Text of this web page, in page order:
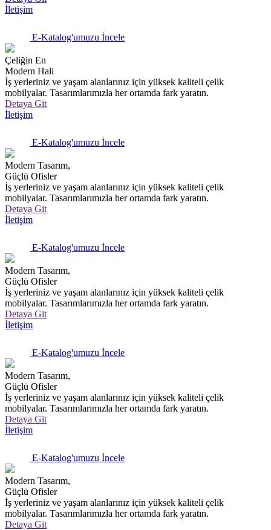
İletişim
E-Katalog'umuzu İncele
Çeliğin En
Modern Hali
İş yerleriniz ve yaşam alanlarınız için yüksek kaliteli çelik
mobilyalar. Tasarımlarımızla her ortamda fark yaratın.
Detaya Git
İletişim
E-Katalog'umuzu İncele
Modern Tasarım,
Güçlü Ofisler
İş yerleriniz ve yaşam alanlarınız için yüksek kaliteli çelik
mobilyalar. Tasarımlarımızla her ortamda fark yaratın.
Detaya Git
İletişim
E-Katalog'umuzu İncele
Modern Tasarım,
Güçlü Ofisler
İş yerleriniz ve yaşam alanlarınız için yüksek kaliteli çelik
mobilyalar. Tasarımlarımızla her ortamda fark yaratın.
Detaya Git
İletişim
E-Katalog'umuzu İncele
Modern Tasarım,
Güçlü Ofisler
İş yerleriniz ve yaşam alanlarınız için yüksek kaliteli çelik
mobilyalar. Tasarımlarımızla her ortamda fark yaratın.
Detaya Git
İletişim
E-Katalog'umuzu İncele
Modern Tasarım,
Güçlü Ofisler
İş yerleriniz ve yaşam alanlarınız için yüksek kaliteli çelik
mobilyalar. Tasarımlarımızla her ortamda fark yaratın.
Detaya Git